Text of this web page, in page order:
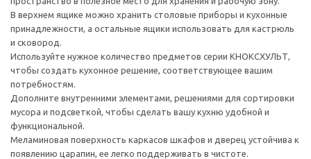
В верхнем ящике можно хранить столовые приборы и кухонные
принадлежности, а остальные ящики использовать для кастрюль
и сковород.
Используйте нужное количество предметов серии КНОКСХУЛЬТ,
чтобы создать кухонное решение, соответствующее вашим
потребностям.
Дополните внутренними элементами, решениями для сортировки
мусора и подсветкой, чтобы сделать вашу кухню удобной и
функциональной.
Меламиновая поверхность каркасов шкафов и дверец устойчива к
появлению царапин, ее легко поддерживать в чистоте.